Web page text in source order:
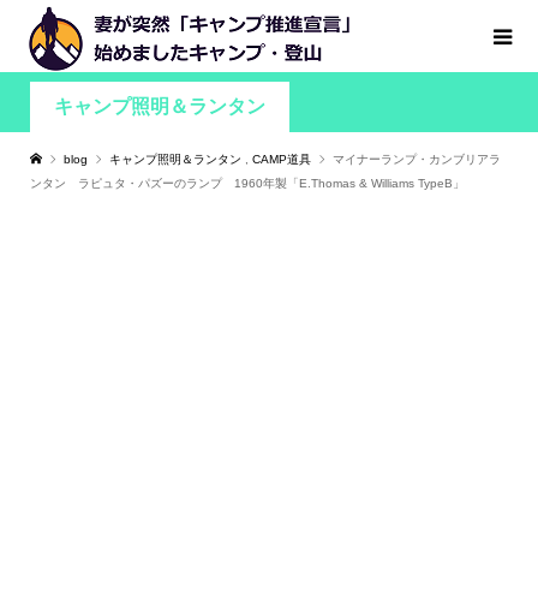
キャンプ照明＆ランタン
blog キャンプ照明＆ランタン CAMP道具
マイナーランプ・カンブリアラ
ンタン ラピュタ・パズーのランプ 1960年製「E.Thomas & Williams TypeB」